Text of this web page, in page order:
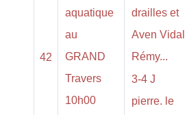
42
aquatique
au
GRAND
Travers
10h00
drailles et
Aven Vidal
Rémy...
3-4 J
pierre. le